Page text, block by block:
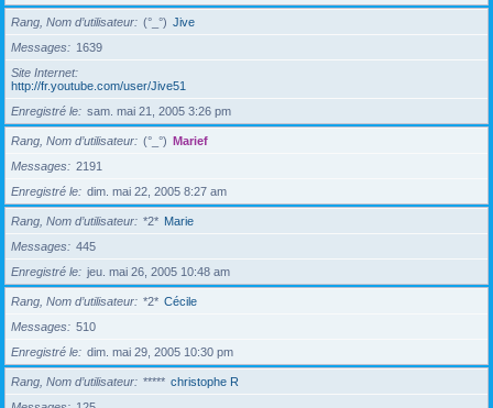
Rang, Nom d’utilisateur (°_°) Jive
Messages
1639
Site Internet
http://fr.youtube.com/user/Jive51
Enregistré le
sam. mai 21, 2005 3:26 pm
Rang, Nom d’utilisateur (°_°) Marief
Messages
2191
Enregistré le
dim. mai 22, 2005 8:27 am
Rang, Nom d’utilisateur *2* Marie
Messages
445
Enregistré le
jeu. mai 26, 2005 10:48 am
Rang, Nom d’utilisateur *2* Cécile
Messages
510
Enregistré le
dim. mai 29, 2005 10:30 pm
Rang, Nom d’utilisateur ***** christophe R